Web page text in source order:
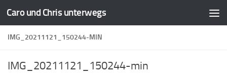
Zum Inhalt springen
Caro und Chris unterwegs
IMG_20211121_150244-MIN
IMG_20211121_150244-min